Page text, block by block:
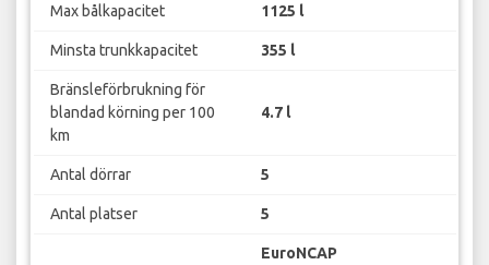
Max bålkapacitet 1125 l
Minsta trunkkapacitet 355 l
Bränsleförbrukning för
blandad körning per 100
km
4.7 l
Antal dörrar 5
Antal platser 5
EuroNCAP